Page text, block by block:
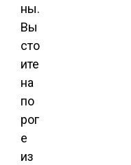
ны.
Вы
сто
ите
на
по
рог
е
из